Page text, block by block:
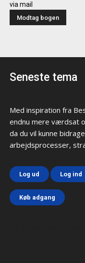
via mail
Seneste tema
Med inspiration fra
endnu mere værdsat
da du vil kunne
arbejdsprocesser,
Log ud Log ind
Køb adgang